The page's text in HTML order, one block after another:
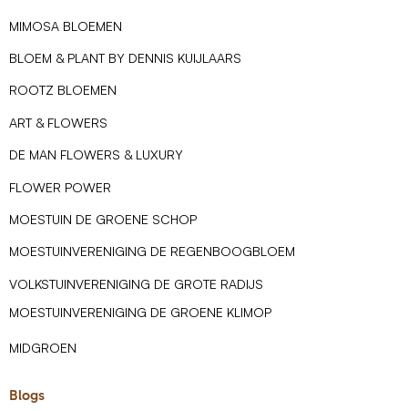
MIMOSA BLOEMEN
BLOEM & PLANT BY DENNIS KUIJLAARS
ROOTZ BLOEMEN
ART & FLOWERS
DE MAN FLOWERS & LUXURY
FLOWER POWER
MOESTUIN DE GROENE SCHOP
MOESTUINVERENIGING DE REGENBOOGBLOEM
VOLKSTUINVERENIGING DE GROTE RADIJS
MOESTUINVERENIGING DE GROENE KLIMOP
MIDGROEN
Blogs